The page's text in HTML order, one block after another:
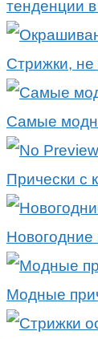
тенденции
Стрижки,
Самые
Прически с
Новогодние
Модные